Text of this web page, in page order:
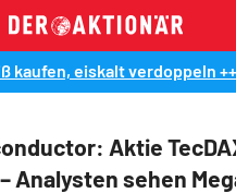
kaufen, eiskalt verdoppeln ++
Aktie
Analysten sehen